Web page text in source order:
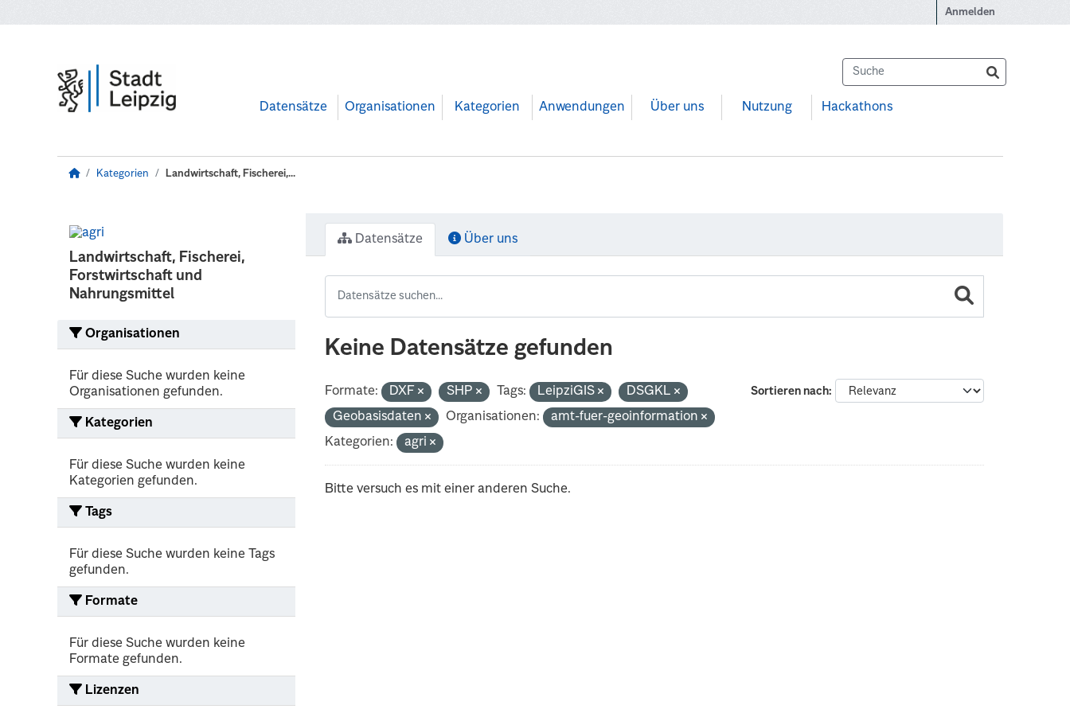
Anmelden
Datensätze Organisationen Kategorien Anwendungen Über uns Nutzung Hackathons
Kategorien Landwirtschaft, Fischerei,...
Landwirtschaft, Fischerei,
Forstwirtschaft und
Nahrungsmittel
Organisationen
Für diese Suche wurden keine
Organisationen gefunden.
Kategorien
Für diese Suche wurden keine
Kategorien gefunden.
Tags
Für diese Suche wurden keine Tags
gefunden.
Formate
Für diese Suche wurden keine
Formate gefunden.
Lizenzen
Datensätze Über uns
Keine Datensätze gefunden
Sortieren nach
Formate: DXF SHP Tags: LeipziGIS
DSGKL
Geobasisdaten
Organisationen:
amt-fuer-geoinformation
Kategorien:
agri
Bitte versuch es mit einer anderen Suche.